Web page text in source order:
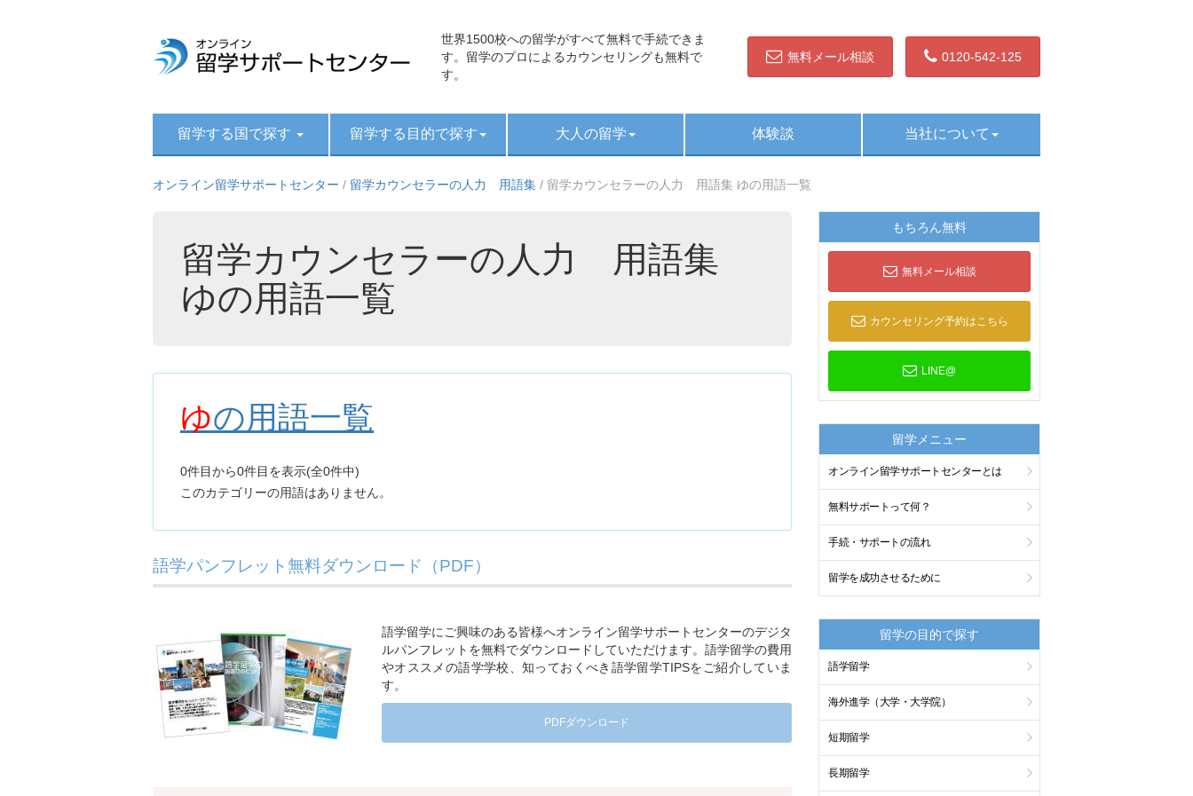
世界1500校への留学がすべて無料で手続できま
す。留学のプロによるカウンセリングも無料で
す。
無料メール相談 0120-542-125
留学する国で探す 留学する目的で探す 大人の留学 体験談 当社について
オンライン留学サポートセンター / 留学カウンセラーの人力 用語集 / 留学カウンセラーの人力 用語集 ゆの用語一覧
留学カウンセラーの人力 用語集
ゆの用語一覧
ゆの用語一覧
0件目から0件目を表示(全0件中)
このカテゴリーの用語はありません。
語学パンフレット無料ダウンロード（PDF）
語学留学にご興味のある皆様へオンライン留学サポートセンターのデジタ
ルパンフレットを無料でダウンロードしていただけます。語学留学の費用
やオススメの語学学校、知っておくべき語学留学TIPSをご紹介していま
す。
PDFダウンロード
もちろん無料
無料メール相談
カウンセリング予約はこちら
LINE@
留学メニュー
オンライン留学サポートセンターとは
無料サポートって何？
手続・サポートの流れ
留学を成功させるために
留学の目的で探す
語学留学
海外進学（大学・大学院）
短期留学
長期留学